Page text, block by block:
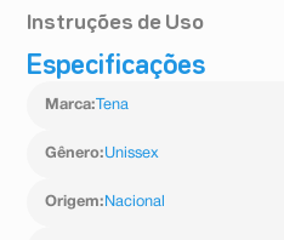
Instruções de Uso
Vista como uma roupa
rasgar delicadamente as
Especificações
Marca: Tena
Gênero:Unissex
Origem: Nacional